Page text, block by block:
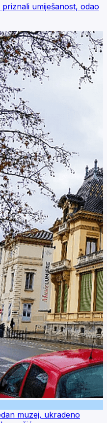
umiješanost, odao
muzej, ukradeno